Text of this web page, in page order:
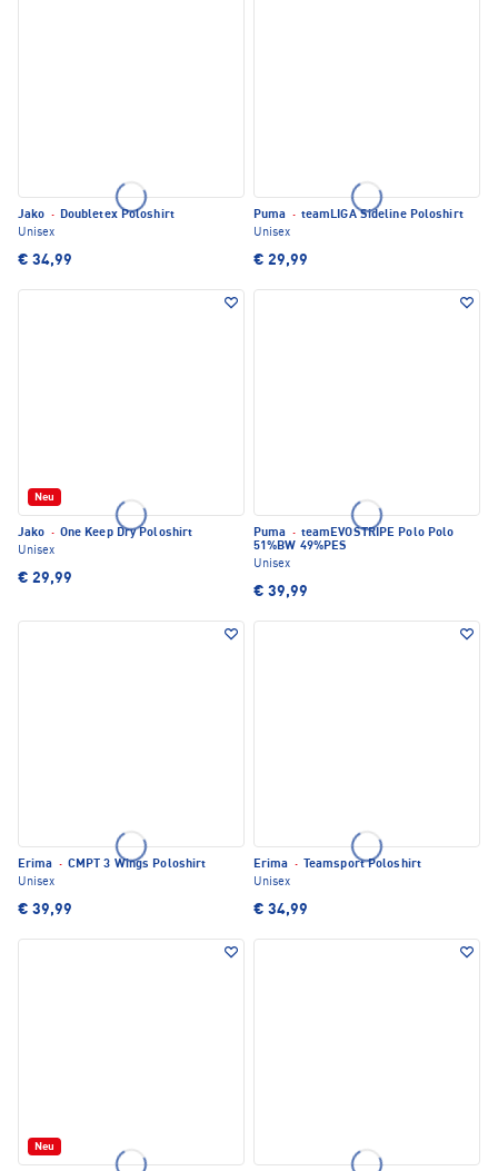
Jako · Doubletex Poloshirt
Unisex
€ 34,99
Puma · teamLIGA Sideline Poloshirt
Unisex
€ 29,99
Neu
Jako · One Keep Dry Poloshirt
Unisex
€ 29,99
Puma · teamEVOSTRIPE Polo Polo
51%BW 49%PES
Unisex
€ 39,99
Erima · CMPT 3 Wings Poloshirt
Unisex
€ 39,99
Erima ·
Teamsport Poloshirt
Unisex
€ 34,99
Neu